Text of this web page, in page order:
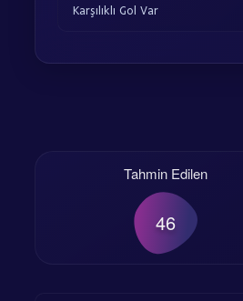
Karşılıklı Gol Var
Tahmin Edilen
46